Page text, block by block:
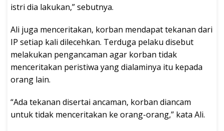
istri dia lakukan,” sebutnya.
Ali juga menceritakan, korban mendapat tekanan dari
IP setiap kali dilecehkan. Terduga pelaku disebut
melakukan pengancaman agar korban tidak
menceritakan peristiwa yang dialaminya itu kepada
orang lain.
“Ada tekanan disertai ancaman, korban diancam
untuk tidak menceritakan ke orang-orang,” kata Ali.